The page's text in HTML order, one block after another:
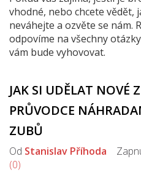
vhodné, nebo chcete vědět,
neváhejte a ozvěte se nám.
odpovíme na všechny
vám bude vyhovovat.
JAK SI UDĚLAT NOVÉ
PRŮVODCE
ZUBŮ
Od Stanislav Příhoda
(0)